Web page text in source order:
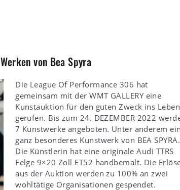
von Bea Spyra
Die League Of Performance 306 hat
gemeinsam mit der WMT GALLERY eine
Kunstauktion für den guten Zweck ins Leben
gerufen. Bis zum 24. DEZEMBER 2022
7 Kunstwerke angeboten. Unter anderem
ganz besonderes Kunstwerk von BEA SPYRA.
Die Künstlerin hat eine originale Audi TTRS
Felge 9×20 Zoll ET52 handbemalt. Die
aus der Auktion werden zu 100% an zwei
wohltätige Organisationen gespendet.